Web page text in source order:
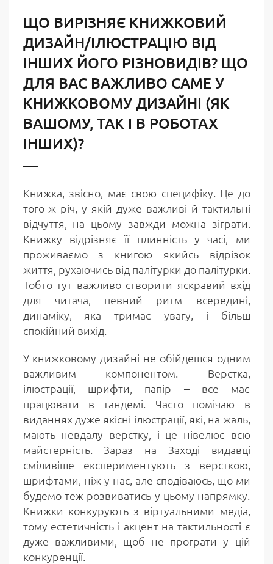
ЩО ВИРІЗНЯЄ КНИЖКОВИЙ
ДИЗАЙН/ІЛЮСТРАЦІЮ ВІД
ІНШИХ ЙОГО РІЗНОВИДІВ? ЩО
ДЛЯ ВАС ВАЖЛИВО САМЕ У
КНИЖКОВОМУ ДИЗАЙНІ (ЯК
ВАШОМУ, ТАК І В РОБОТАХ
ІНШИХ)?
Книжка, звісно, має свою специфіку. Це до
того ж річ, у якій дуже важливі й тактильні
відчуття, на цьому завжди можна зіграти.
Книжку відрізняє її плинність у часі, ми
проживаємо з книгою якийсь відрізок
життя, рухаючись від палітурки до палітурки.
Тобто тут важливо створити яскравий вхід
для читача, певний ритм всередині,
динаміку, яка тримає увагу, і більш
спокійний вихід.
У книжковому дизайні не обійдешся одним
важливим компонентом. Верстка,
ілюстрації, шрифти, папір – все має
працювати в тандемі. Часто помічаю в
виданнях дуже якісні ілюстрації, які, на жаль,
мають невдалу верстку, і це нівелює всю
майстерність. Зараз на Заході видавці
сміливіше експериментують з версткою,
шрифтами, ніж у нас, але сподіваюсь, що ми
будемо теж розвиватись у цьому напрямку.
Книжки конкурують з віртуальними медіа,
тому естетичність і акцент на тактильності є
дуже важливими, щоб не програти у цій
конкуренції.